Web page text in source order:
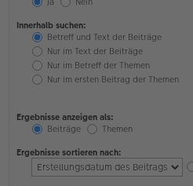
Innerhalb suchen:
Betreff und Text der Beiträge
Nur im Text der Beiträge
Nur im Betreff der Themen
Nur im ersten Beitrag der Themen
Ergebnisse anzeigen als:
Beiträge
Themen
Ergebnisse sortieren nach: